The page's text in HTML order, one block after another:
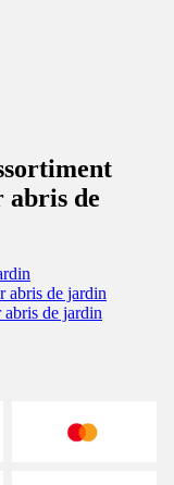
abris de
abris de jardin
de jardin